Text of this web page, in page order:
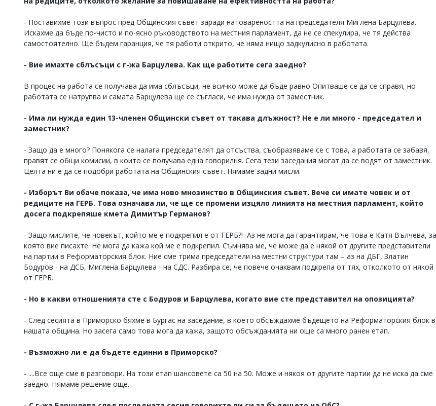
коментар,
- Поставихме този въпрос пред Общинския съвет заради натовареността на председателя Миглена Барцулева.
Искахме да бъде по-чисто и по-ясно ръководството на местния парламент, да не се спекулира, че тя действа
самостоятелно. Ще бъдем гаранция, че тя работи открито, че няма нищо задкулисно в работата.
- Вие имахте сблъсъци с г-жа Барцулева. Как ще работите сега заедно?
В процес на работа се получава да има сблъсъци, не всичко може да бъде равно Опитваше се да се справя, но
работата се натрупва и самата Барцулева ще се съгласи, че има нужда от заместник.
- Има ли нужда един 13-членен Общински съвет от такава длъжност? Не е ли много - председател и
заместник?
- Защо да е много? Понякога се налага председателят да отсъства, съобразяваме се с това, а работата се забавя,
правят се общи комисии, в които се получава една говорилня. Сега тези заседания могат да се водят от заместник.
Целта ни е да се подобри работата на Общинския съвет. Нямаме задни мисли.
- Изборът Ви обаче показа, че има ново мнозинство в Общинския съвет. Вече си имате човек и от
редиците на ГЕРБ. Това означава ли, че ще се промени изцяло линията на местния парламент, който
досега подкрепяше кмета Димитър Германов?
- Защо мислите, че човекът, който ме е подкрепил е от ГЕРБ?! Аз не мога да гарантирам, че това е Катя Вълчева, за
която вие писахте. Не мога да кажа кой ме е подкрепил. Съмнява ме, че може да е някой от другите представители
на партии в Реформаторския блок. Ние сме трима председатели на местни структури там – аз на ДБГ, Златин
Бодуров - на ДСБ, Миглена Барцулева - на СДС. Разбира се, че повече очаквам подкрепа от тях, отколкото от някой
от ГЕРБ.
- Но в какви отношенията сте с Бодуров и Барцулева, когато вие сте представител на опозицията?
- След сесията в Приморско бяхме в Бургас на заседание, в което обсъждахме бъдещето на Реформаторския блок в
нашата община. Но засега само това мога да кажа, защото обсъжданията ни още са много ранен етап.
- Възможно ли е да бъдете единни в Приморско?
- ....Все още сме в разговори. На този етап шансовете са 50 на 50. Може и някоя от другите партии да не иска да сме
заедно. Нямаме решение още.